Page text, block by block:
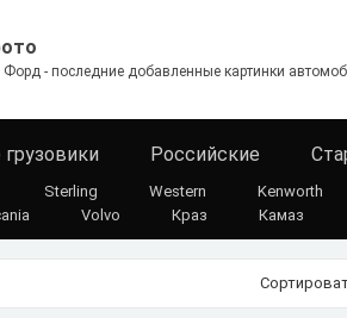
- последние добавленные картинки
Российские
Sterling Western Kenworth
Volvo Краз Камаз